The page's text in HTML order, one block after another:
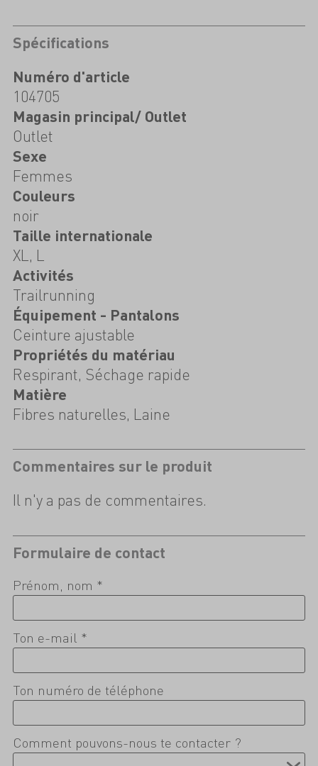
Spécifications
Numéro d'article
104705
Magasin principal/ Outlet
Outlet
Sexe
Femmes
Couleurs
noir
Taille internationale
XL, L
Activités
Trailrunning
Équipement - Pantalons
Ceinture ajustable
Propriétés du matériau
Respirant, Séchage rapide
Matière
Fibres naturelles, Laine
Commentaires sur le produit
Il n'y a pas de commentaires.
Formulaire de contact
Prénom, nom *
Ton e-mail *
Ton numéro de téléphone
Comment pouvons-nous te contacter ?